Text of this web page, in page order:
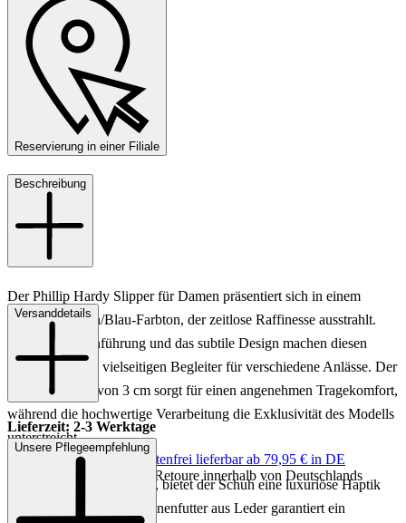
Reservierung in einer Filiale
Beschreibung
Der Phillip Hardy Slipper für Damen präsentiert sich in einem
eleganten Braun/Blau-Farbton, der zeitlose Raffinesse ausstrahlt.
Die klare Linienführung und das subtile Design machen diesen
Schuh zu einem vielseitigen Begleiter für verschiedene Anlässe. Der
dezente Absatz von 3 cm sorgt für einen angenehmen Tragekomfort,
während die hochwertige Verarbeitung die Exklusivität des Modells
unterstreicht.
Gefertigt aus edlem Leder, bietet der Schuh eine luxuriöse Haptik
und Langlebigkeit. Das Innenfutter aus Leder garantiert ein
Versanddetails
Lieferzeit: 2-3 Werktage
Keine Versandkosten:
kostenfrei lieferbar ab 79,95 € in DE
Einfache und Kostenlose Retoure innerhalb von Deutschlands
Unsere Pflegeempfehlung